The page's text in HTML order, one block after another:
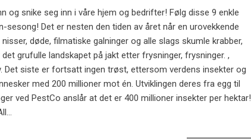
og snike seg inn i våre hjem og bedrifter! Følg disse 9 enkle
Det er nesten den tiden av året når en urovekkende
døde, filmatiske galninger og alle slags skumle krabber,
grufulle landskapet på jakt etter frysninger, frysninger. ,
Det siste er fortsatt ingen trøst, ettersom verdens insekter og
med 200 millioner mot én. Utviklingen deres fra egg til
ved PestCo anslår at det er 400 millioner insekter per hektar!